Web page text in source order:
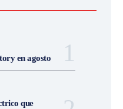
en agosto
que